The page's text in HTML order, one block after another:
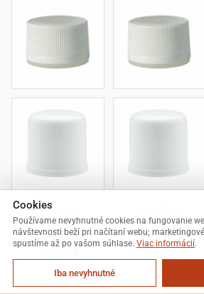
Cookies
Používame nevyhnutné cookies na fungovanie
návštevnosti beží pri načítaní webu;
spustíme až po vašom súhlase. Viac informácií.
Iba nevyhnutné